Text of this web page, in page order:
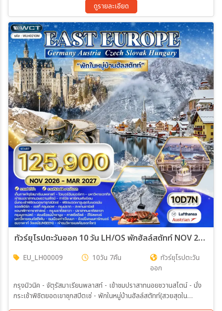
ค้นหา
ดูรายละเอียด
ทัวร์ยุโรปตะวันออก 10 วัน LH/OS พักฮัลล์สตัทท์ NOV 26 - MAR 27
EU_LH00009 10วัน 7คืน
ทัวร์ยุโรปตะวัน
ออก
กรุงมิวนิค - จัตุรัสมาเรียนพลาสท์ - เข้าชมปราสาทนอยชวานสไตน์ - นั่ง
กระเช้าพิชิตยอดเขาซุกสปิตเซ่ - พักในหมู่บ้านฮัลล์สตัทท์(สวยสุดใน